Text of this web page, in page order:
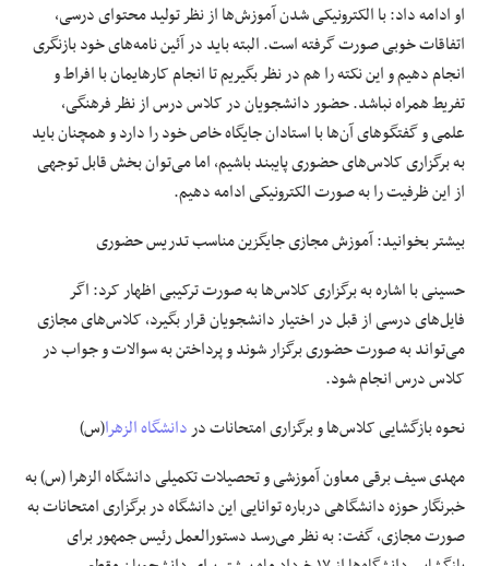
او ادامه داد: با الکترونیکی شدن آموزش‌ها از نظر تولید محتوای درسی،
اتفاقات خوبی صورت گرفته است. البته باید در آئین نامه‌های خود بازنگری
انجام دهیم و این نکته را هم در نظر بگیریم تا انجام کارهایمان با افراط و
تفریط همراه نباشد. حضور دانشجویان در کلاس درس از نظر فرهنگی،
علمی و گفتگو‌های آن‌ها با استادان جایگاه خاص خود را دارد و همچنان باید
به برگزاری کلاس‌های حضوری پایبند باشیم، اما می‌توان بخش قابل توجهی
از این ظرفیت را به صورت الکترونیکی ادامه دهیم.
بیشتر بخوانید:آموزش مجازی جایگزین مناسب تدریس حضوری
حسینی با اشاره به برگزاری کلاس‌ها به صورت ترکیبی اظهار کرد: اگر
فایل‌های درسی از قبل در اختیار دانشجویان قرار بگیرد، کلاس‌های مجازی
می‌تواند به صورت حضوری برگزار شوند و پرداختن به سوالات و جواب در
کلاس درس انجام شود.
نحوه بازگشایی کلاس‌ها و برگزاری امتحانات دردانشگاه الزهرا(س)
مهدی سیف برقی معاون آموزشی و تحصیلات تکمیلی دانشگاه الزهرا (س) به
خبرنگارحوزه دانشگاهیدرباره توانایی این دانشگاه در برگزاری امتحانات به
صورت مجازی، گفت: به نظر می‌رسد دستورالعمل رئیس جمهور برای